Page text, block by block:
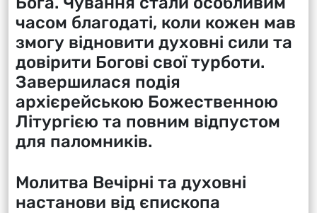
часом благодаті, коли кожен мав
змогу відновити духовні сили та
довірити Богові свої турботи.
Завершилася подія
архієрейською Божественною
Літургією та повним відпустом
для паломників.
Молитва Вечірні та духовні
настанови від єпископа